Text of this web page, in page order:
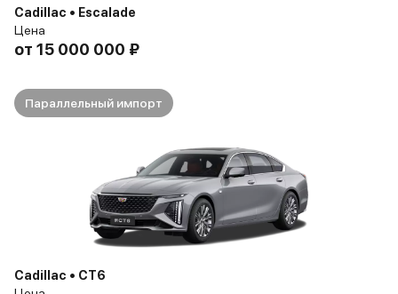
Cadillac • Escalade
Цена
от 15 000 000 ₽
Параллельный импорт
Cadillac • CT6